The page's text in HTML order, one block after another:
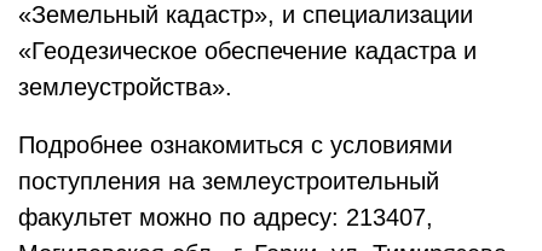
«Земельный кадастр», и специализации
«Геодезическое обеспечение кадастра и
землеустройства».
Подробнее ознакомиться с условиями
поступления на землеустроительный
факультет можно по адресу: 213407,